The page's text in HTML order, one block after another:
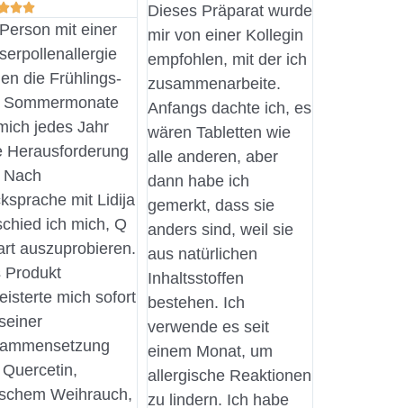

mit einer
die Frühlings-
Sommermonate
jedes Jahr
Herausforderung
Nach
mit Lidija
ich mich, Q
auszuprobieren.
Produkt
mich sofort
Weihrauch,
Dieses Präparat wurde
mir von einer Kollegin
empfohlen, mit der ich
zusammenarbeite.
Anfangs dachte ich, es
wären Tabletten wie
alle anderen, aber
dann habe ich
gemerkt, dass sie
anders sind, weil sie
aus natürlichen
Inhaltsstoffen
bestehen. Ich
verwende es seit
einem Monat, um
allergische Reaktionen
zu lindern. Ich habe